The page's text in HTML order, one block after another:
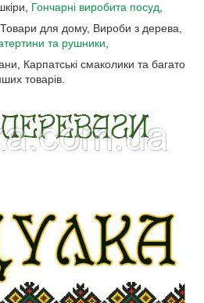
Гончарні виробита посуд
для дому, Вироби з дерева,
та рушники
Карпатські смаколики та багато
товарів.